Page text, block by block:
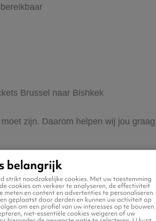
Brussel naar Bishkek
zijn. Daarom helpen wij jou
belangrijk
strikt noodzakelijke cookies. Met uw toestemming
cookies om verkeer te analyseren, de effectiviteit
meten en content en advertenties te personaliseren.
geplaatst door derden en kunnen uw activiteit op
om een profiel van uw interesses op te bouwen.
niet-essentiële cookies weigeren of uw